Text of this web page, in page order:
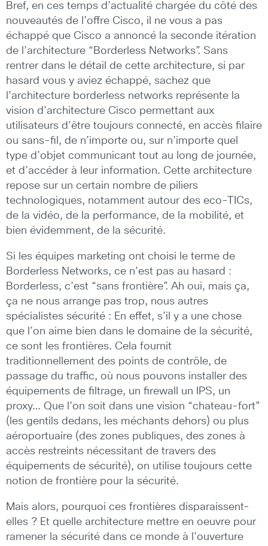
Bref, en ces temps d’actualité chargée du côté des
nouveautés de l’offre Cisco, il ne vous a pas
échappé que Cisco a annoncé la seconde itération
de l’architecture “Borderless Networks”. Sans
rentrer dans le détail de cette architecture, si par
hasard vous y aviez échappé, sachez que
l’architecture borderless networks représente la
vision d’architecture Cisco permettant aux
utilisateurs d’être toujours connecté, en accès filaire
ou sans-fil, de n’importe ou, sur n’importe quel
type d’objet communicant tout au long de journée,
et d’accéder à leur information. Cette architecture
repose sur un certain nombre de piliers
technologiques, notamment autour des eco-TICs,
de la vidéo, de la performance, de la mobilité, et
bien évidemment, de la sécurité.
Si les équipes marketing ont choisi le terme de
Borderless Networks, ce n’est pas au hasard :
Borderless, c’est “sans frontière”. Ah oui, mais ça,
ça ne nous arrange pas trop, nous autres
spécialistes sécurité : En effet, s’il y a une chose
que l’on aime bien dans le domaine de la sécurité,
ce sont les frontières. Cela fournit
traditionnellement des points de contrôle, de
passage du traffic, où nous pouvons installer des
équipements de filtrage, un firewall un IPS, un
proxy… Que l’on soit dans une vision “chateau-fort”
(les gentils dedans, les méchants dehors) ou plus
aéroportuaire (des zones publiques, des zones à
accès restreints nécessitant de travers des
équipements de sécurité), on utilise toujours cette
notion de frontière pour la sécurité.
Mais alors, pourquoi ces frontières disparaissent-
elles ? Et quelle architecture mettre en oeuvre pour
ramener la sécurité dans ce monde à l’ouverture